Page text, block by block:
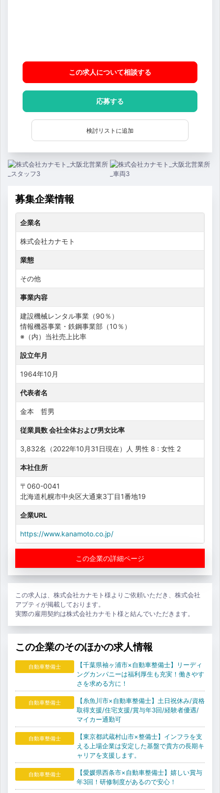
この求人について相談する
応募する
検討リストに追加
募集企業情報
企業名
株式会社カナモト
業態
その他
事業内容
建設機械レンタル事業（90％）
情報機器事業・鉄鋼事業部（10％）
※（内）当社売上比率
設立年月
1964年10月
代表者名
金本 哲男
従業員数 会社全体および男女比率
3,832名（2022年10月31日現在）人 男性 8 : 女性 2
本社住所
〒060-0041
北海道札幌市中央区大通東3丁目1番地19
企業URL
https://www.kanamoto.co.jp/
この企業の詳細ページ
この求人は、株式会社カナモト様よりご依頼いただき、株式会社
アプティが掲載しております。
実際の雇用契約は株式会社カナモト様と結んでいただきます。
この企業のそのほかの求人情報
自動車整備士
【千葉県袖ヶ浦市×自動車整備士】リーディ
ングカンパニーは福利厚生も充実！働きやす
さを求める方に！
自動車整備士
【糸魚川市×自動車整備士】土日祝休み/資格
取得支援/住宅支援/賞与年3回/経験者優遇/
マイカー通勤可
自動車整備士
【東京都武蔵村山市×整備士】インフラを支
える上場企業は安定した基盤で貴方の長期キ
ャリアを支援します。
自動車整備士
【愛媛県西条市×自動車整備士】嬉しい賞与
年3回！研修制度があるので安心！